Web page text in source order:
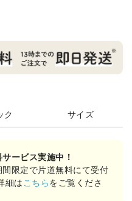
ク サイズ
ービス実施中！
限定で片道無料にて受付
細は こちらをご覧くださ